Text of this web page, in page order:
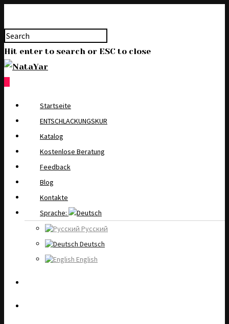
Hit enter to search or ESC to close
Startseite
ENTSCHLACKUNGSKUR
Katalog
Kostenlose Beratung
Feedback
Blog
Kontakte
Sprache:
Русский
Deutsch
English